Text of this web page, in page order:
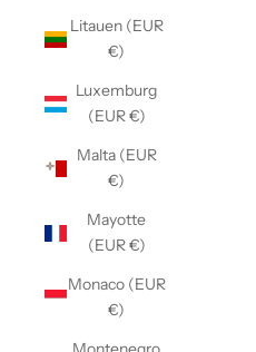
Litauen (EUR
€)
Luxemburg
(EUR €)
Malta (EUR
€)
Mayotte
(EUR €)
Monaco (EUR
€)